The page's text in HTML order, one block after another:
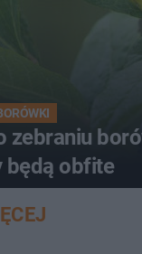
zebraniu
będą obfite